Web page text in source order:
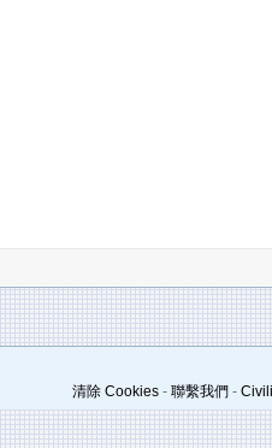
清除 Cookies- 聯繫我們 -